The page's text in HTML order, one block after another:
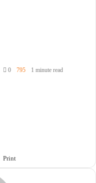
0 795 1 minute read
Print